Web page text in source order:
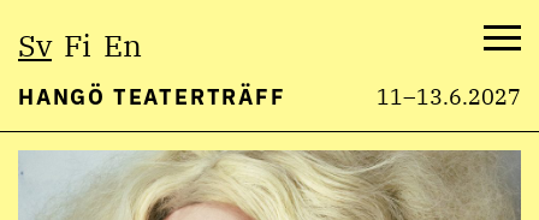
Sv Fi En
HANGÖ TEATERTRÄFF 11–13.6.2027